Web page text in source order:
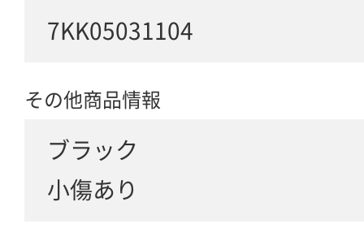
7KK05031104
その他商品情報
ブラック
小傷あり